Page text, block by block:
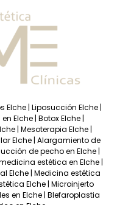
Elche | Liposucción Elche |
Elche| Botox Elche|
| Mesoterapia Elche |
Elche| Alargamiento de
de pecho en Elche |
estética en Elche |
Elche | Medicina estética
Elche | Microinjerto
en Elche | Blefaroplastia